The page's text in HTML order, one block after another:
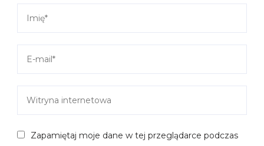
Zapamiętaj moje dane w tej przeglądarce podczas